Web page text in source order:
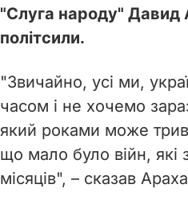
"Слуга народу" Давид
політсили.
"Звичайно, усі ми,
часом і не хочемо
який роками може
що мало було війн, які
місяців", – сказав